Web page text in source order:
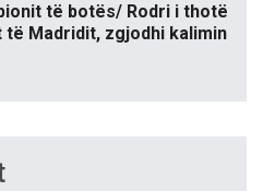
të botës/ Rodri i thotë
të Madridit, zgjodhi kalimin